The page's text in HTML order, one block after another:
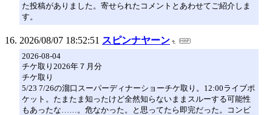
た投稿がありました。寄せられたコメントとあわせてご紹介しま
す。
2026/08/07 18:52:51 スピンナヤーン
2026-08-04
チケ取り2026年７月分
チケ取り
5/23 7/26の溜口スーパーディナーショーチケ取り。12:00ライブポ
ケット。たまたま知ったけど全然知らないままスルーする可能性
もあったな……。危なかった。と思ってたら即完だった。コンビ